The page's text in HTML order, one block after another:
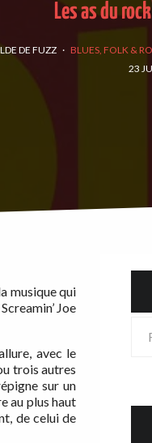
Les as du
DE FUZZ · BLUES, FOLK &
23
musique qui
Joe
avec le
trois autres
sur un
au plus haut
de celui de